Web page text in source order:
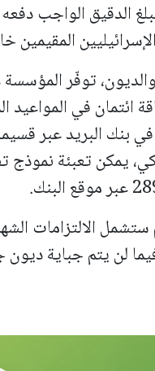
الدقيق الواجب دفعه
المقيمين
توفّر
ائتمان في المواعيد
بنك البريد عبر
يمكن تعبئة
الالتزامات
لن يتم جباية